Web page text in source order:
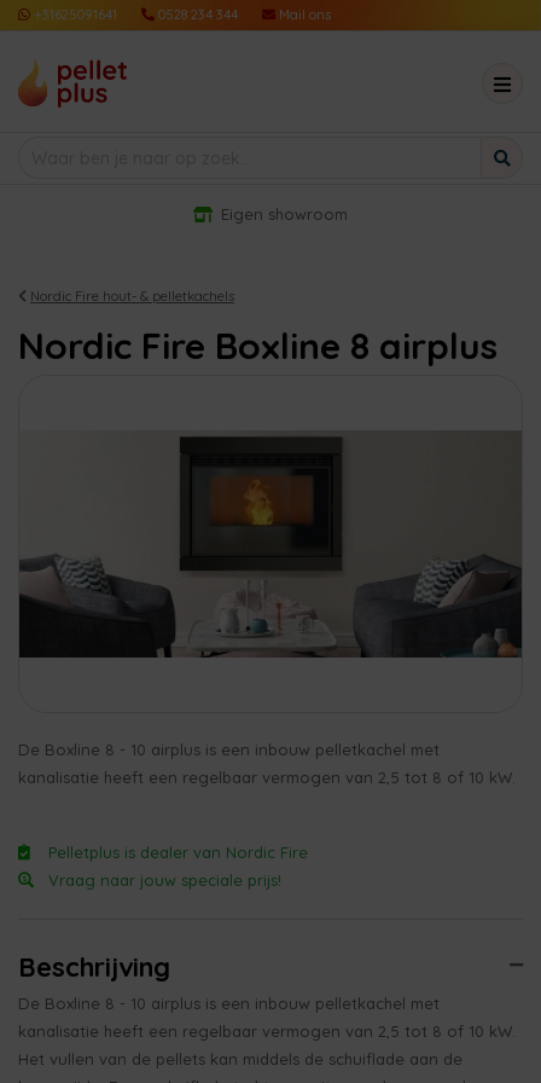
+31625091641 0528 234 344 Mail ons
Eigen showroom
Nordic Fire hout- & pelletkachels
Nordic Fire Boxline 8 airplus
De Boxline 8 - 10 airplus is een inbouw pelletkachel met
kanalisatie heeft een regelbaar vermogen van 2,5 tot 8 of 10 kW.
Pelletplus is dealer van Nordic Fire
Vraag naar jouw speciale prijs!
Beschrijving
De Boxline 8 - 10 airplus is een inbouw pelletkachel met
kanalisatie heeft een regelbaar vermogen van 2,5 tot 8 of 10 kW.
Het vullen van de pellets kan middels de schuiflade aan de